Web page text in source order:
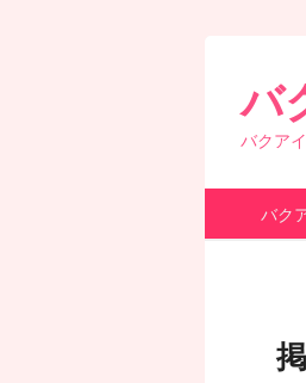
バ
バクア
バク